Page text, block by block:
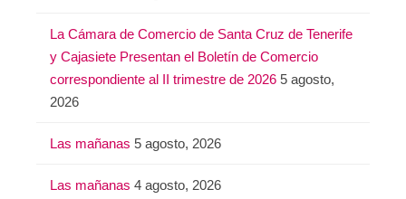
La Cámara de Comercio de Santa Cruz de Tenerife
y Cajasiete Presentan el Boletín de Comercio
correspondiente al II trimestre de 2026 5 agosto,
2026
Las mañanas 5 agosto, 2026
Las mañanas 4 agosto, 2026